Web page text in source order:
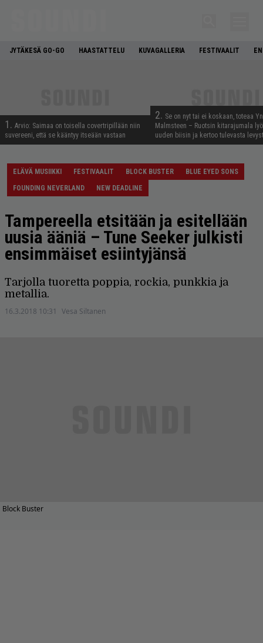
JYTÄKESÄ GO-GO HAASTATTELU KUVAGALLERIA FESTIVAALIT
1. Arvio: Saimaa on toisella covertripillään niin
suvereeni, että se kääntyy itseään vastaan
2. Se on nyt tai ei koskaan, toteaa
Malmsteen – Ruotsin kitarajumala
uuden biisin ja kertoo tulevasta
ELÄVÄ MUSIIKKI FESTIVAALIT BLOCK BUSTER
BLUE EYED SONS
FOUNDING NEVERLAND
NEW DEADLINE
Tampereella etsitään ja esitellään
uusia ääniä – Tune Seeker julkisti
ensimmäiset esiintyjänsä
Tarjolla tuoretta poppia, rockia, punkkia ja
metallia.
16.3.2018 10:31 Vesa Siltanen
Block Buster